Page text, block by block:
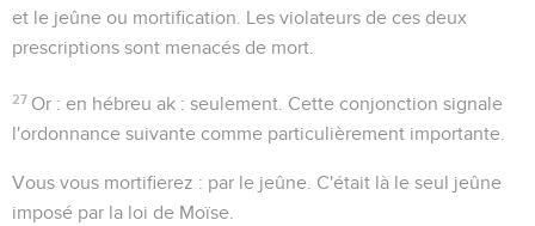
et le jeûne ou mortification. Les violateurs de ces deux
prescriptions sont menacés de mort.
27 Or : en hébreu ak : seulement . Cette conjonction signale
l'ordonnance suivante comme particulièrement importante.
Vous vous mortifierez : par le jeûne. C'était là le seul jeûne
imposé par la loi de Moïse.